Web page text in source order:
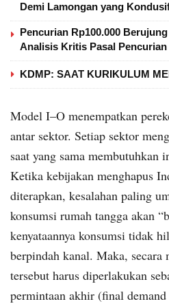
Demi Lamongan yang
Pencurian Rp100.000
Analisis Kritis Pasal
KDMP: SAAT KURIKULUM
Model I–O menempatkan
antar sektor. Setiap sektor
saat yang sama membutuhkan
Ketika kebijakan menghapus
diterapkan, kesalahan paling
konsumsi rumah tangga akan
kenyataannya konsumsi tidak
berpindah kanal. Maka, secara
tersebut harus diperlakukan
permintaan akhir (final